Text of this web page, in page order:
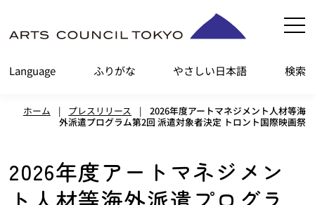
Language ふりがな やさしい日本語 検索
ホーム | プレスリリース |
2026年度アートマネジメント人材等海
外派遣プログラム第2回 派遣対象者決定 トロント国際映画祭
2026年度アートマネジメン